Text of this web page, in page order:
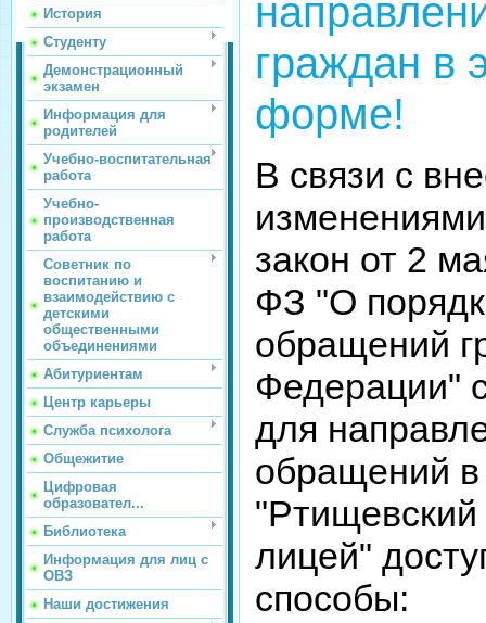
История
Студенту
Демонстрационный
экзамен
Информация для
родителей
Учебно-воспитательная
работа
Учебно-
производственная
работа
Советник по
воспитанию и
взаимодействию с
детскими
общественными
объединениями
Абитуриентам
Центр карьеры
Служба психолога
Общежитие
Цифровая
образовател...
Библиотека
Информация для лиц с
ОВЗ
Наши достижения
граждан в
форме!
В связи с
закон от 2
ФЗ "О
обращений
Федерации"
для
обращений
"Ртищевский
лицей"
способы: